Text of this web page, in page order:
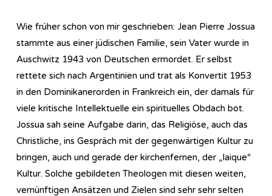
Wie früher schon von mir geschrieben: Jean Pierre Jossua
stammte aus einer jüdischen Familie, sein Vater wurde in
Auschwitz 1943 von Deutschen ermordet. Er selbst
rettete sich nach Argentinien und trat als Konvertit 1953
in den Dominikanerorden in Frankreich ein, der damals für
viele kritische Intellektuelle ein spirituelles Obdach bot.
Jossua sah seine Aufgabe darin, das Religiöse, auch das
Christliche, ins Gespräch mit der gegenwärtigen Kultur zu
bringen, auch und gerade der kirchenfernen, der „laique“
Kultur. Solche gebildeten Theologen mit diesen weiten,
vernünftigen Ansätzen und Zielen sind sehr sehr selten